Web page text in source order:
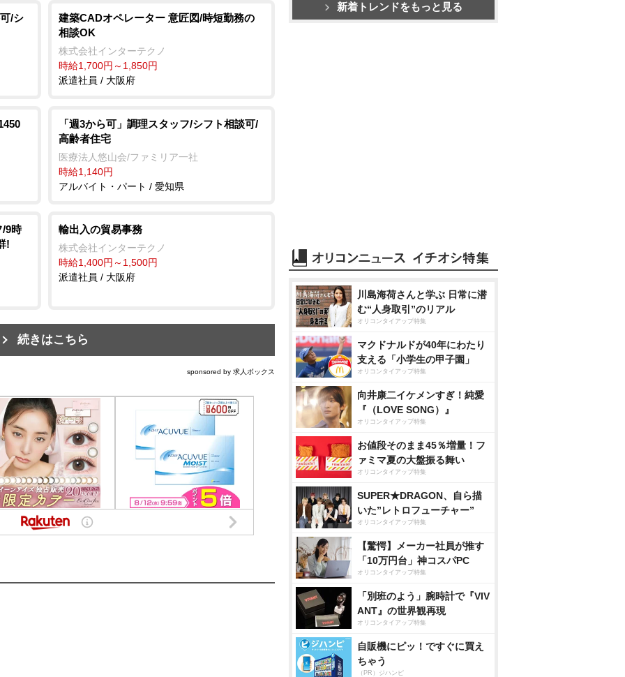
/シ
建築CADオペレーター 意匠図/時短勤務の
相談OK
株式会社インターテクノ
時給1,700円～1,850円
派遣社員 / 大阪府
「週3から可」調理スタッフ/シフト相談可/
高齢者住宅
医療法人悠山会/ファミリア一社
時給1,140円
アルバイト・パート / 愛知県
/9時
!
輸出入の貿易事務
株式会社インターテクノ
時給1,400円～1,500円
派遣社員 / 大阪府
続きはこちら
sponsored by 求人ボックス
新着トレンドをもっと見る
川島海荷さんと学ぶ 日常に潜
む“人身取引”のリアル
オリコンタイアップ特集
マクドナルドが40年にわたり
支える「小学生の甲子園」
オリコンタイアップ特集
向井康二イケメンすぎ！純愛
『（LOVE SONG）』
オリコンタイアップ特集
お値段そのまま45％増量！フ
ァミマ夏の大盤振る舞い
オリコンタイアップ特集
SUPER★DRAGON、自ら描
いた”レトロフューチャー”
オリコンタイアップ特集
【驚愕】メーカー社員が推す
「10万円台」神コスパPC
オリコンタイアップ特集
「別班のよう」腕時計で『VIV
ANT』の世界観再現
オリコンタイアップ特集
自販機にピッ！ですぐに買え
ちゃう
（PR）ジハンピ